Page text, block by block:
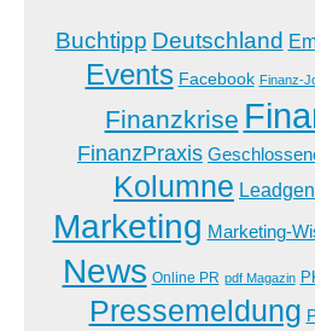
Buchtipp Deutschland
Events Facebook Finanz-
Finanzkrise
FinanzPraxis
Kolumne
Marketing Marketing-
News Online PR pdf Magazin
Pressemeldung